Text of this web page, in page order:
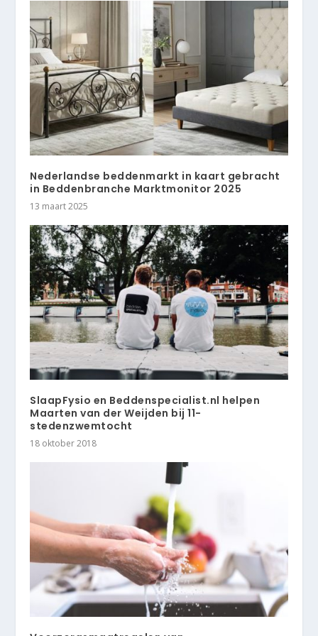
Nederlandse beddenmarkt in kaart gebracht
in Beddenbranche Marktmonitor 2025
13 maart 2025
SlaapFysio en Beddenspecialist.nl helpen
Maarten van der Weijden bij 11-
stedenzwemtocht
18 oktober 2018